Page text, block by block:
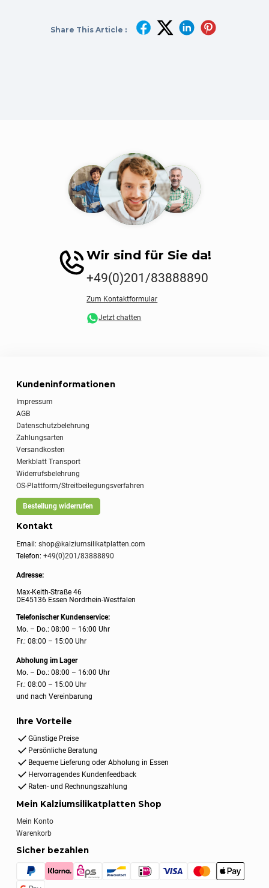
Share This Article :
Wir sind für Sie da!
+49(0)201/83888890
Zum Kontaktformular
Jetzt chatten
Kundeninformationen
Impressum
AGB
Datenschutzbelehrung
Zahlungsarten
Versandkosten
Merkblatt Transport
Widerrufsbelehrung
OS-Plattform/Streitbeilegungsverfahren
Bestellung widerrufen
Kontakt
Email:shop@kalziumsilikatplatten.com
Telefon:+49(0)201/83888890
Adresse:
Max-Keith-Straße 46
DE45136 Essen Nordrhein-Westfalen
Telefonischer Kundenservice:
Mo. – Do.: 08:00 – 16:00 Uhr
Fr.: 08:00 – 15:00 Uhr
Abholung im Lager
Mo. – Do.: 08:00 – 16:00 Uhr
Fr.: 08:00 – 15:00 Uhr
und nach Vereinbarung
Ihre Vorteile
Günstige Preise
Persönliche Beratung
Bequeme Lieferung oder Abholung in Essen
Hervorragendes Kundenfeedback
Raten- und Rechnungszahlung
Mein Kalziumsilikatplatten Shop
Mein Konto
Warenkorb
Sicher bezahlen